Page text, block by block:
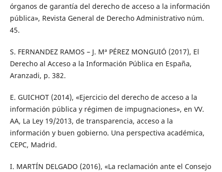
órganos de garantía del derecho de acceso a la información
pública», Revista General de Derecho Administrativo núm.
45.
S. FERNANDEZ RAMOS – J. Mª PÉREZ MONGUIÓ (2017), El
Derecho al Acceso a la Información Pública en España,
Aranzadi, p. 382.
E. GUICHOT (2014), «Ejercicio del derecho de acceso a la
información pública y régimen de impugnaciones», en VV.
AA, La Ley 19/2013, de transparencia, acceso a la
información y buen gobierno. Una perspectiva académica,
CEPC, Madrid.
I. MARTÍN DELGADO (2016), «La reclamación ante el Consejo